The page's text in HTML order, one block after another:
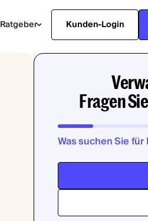
Ratgeber Kunden-Login
Fragen
Was suchen Sie